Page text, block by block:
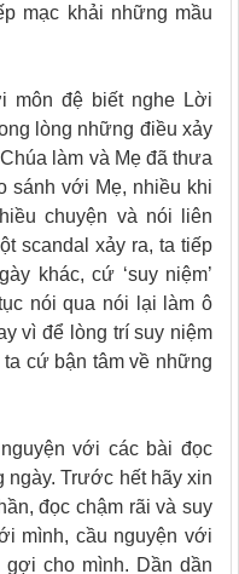
mạc khải những mầu
môn đệ biết nghe Lời
lòng những điều xảy
làm và Mẹ đã thưa
sánh với Mẹ, nhiều khi
chuyện và nói liên
scandal xảy ra, ta tiếp
khác, cứ ‘suy niệm’
nói qua nói lại làm ô
vì để lòng trí suy niệm
cứ bận tâm về những
với các bài đọc
ngày. Trước hết hãy xin
đọc chậm rãi và suy
mình, cầu nguyện với
cho mình. Dần dần